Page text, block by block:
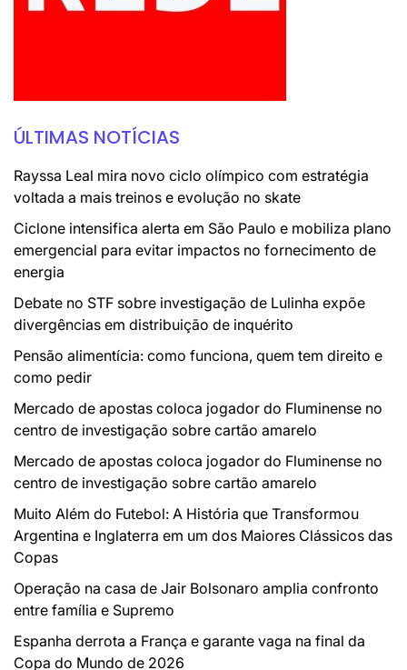
ÚLTIMAS NOTÍCIAS
Rayssa Leal mira novo ciclo olímpico com estratégia
voltada a mais treinos e evolução no skate
Ciclone intensifica alerta em São Paulo e mobiliza plano
emergencial para evitar impactos no fornecimento de
energia
Debate no STF sobre investigação de Lulinha expõe
divergências em distribuição de inquérito
Pensão alimentícia: como funciona, quem tem direito e
como pedir
Mercado de apostas coloca jogador do Fluminense no
centro de investigação sobre cartão amarelo
Mercado de apostas coloca jogador do Fluminense no
centro de investigação sobre cartão amarelo
Muito Além do Futebol: A História que Transformou
Argentina e Inglaterra em um dos Maiores Clássicos das
Copas
Operação na casa de Jair Bolsonaro amplia confronto
entre família e Supremo
Espanha derrota a França e garante vaga na final da
Copa do Mundo de 2026